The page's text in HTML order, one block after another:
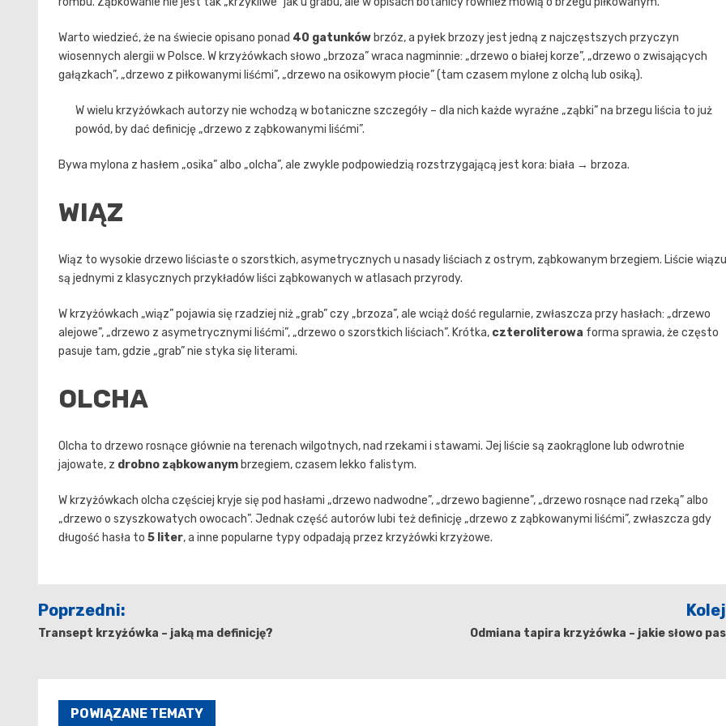
Warto wiedzieć, że na świecie opisano ponad 40 gatunków brzóz, a pyłek brzozy jest jedną z najczęstszych przyczyn
wiosennych alergii w Polsce. W krzyżówkach słowo „brzoza” wraca nagminnie: „drzewo o białej korze”, „drzewo o zwisających
gałązkach”, „drzewo z piłkowanymi liśćmi”, „drzewo na osikowym płocie” (tam czasem mylone z olchą lub osiką).
W wielu krzyżówkach autorzy nie wchodzą w botaniczne szczegóły – dla nich każde wyraźne „ząbki” na brzegu liścia to już
powód, by dać definicję „drzewo z ząbkowanymi liśćmi”.
Bywa mylona z hasłem „osika” albo „olcha”, ale zwykle podpowiedzią rozstrzygającą jest kora: biała → brzoza.
WIĄZ
Wiąz to wysokie drzewo liściaste o szorstkich, asymetrycznych u nasady liściach z ostrym, ząbkowanym brzegiem. Liście wiązu
są jednymi z klasycznych przykładów liści ząbkowanych w atlasach przyrody.
W krzyżówkach „wiąz” pojawia się rzadziej niż „grab” czy „brzoza”, ale wciąż dość regularnie, zwłaszcza przy hasłach: „drzewo
alejowe”, „drzewo z asymetrycznymi liśćmi”, „drzewo o szorstkich liściach”. Krótka, czteroliterowa forma sprawia, że często
pasuje tam, gdzie „grab” nie styka się literami.
OLCHA
Olcha to drzewo rosnące głównie na terenach wilgotnych, nad rzekami i stawami. Jej liście są zaokrąglone lub odwrotnie
jajowate, z drobno ząbkowanymbrzegiem, czasem lekko falistym.
W krzyżówkach olcha częściej kryje się pod hasłami „drzewo nadwodne”, „drzewo bagienne”, „drzewo rosnące nad rzeką” albo
„drzewo o szyszkowatych owocach”. Jednak część autorów lubi też definicję „drzewo z ząbkowanymi liśćmi”, zwłaszcza gdy
długość hasła to 5 liter, a inne popularne typy odpadają przez krzyżówki krzyżowe.
Nawigacja
wpisu
Poprzedni:
Transept krzyżówka – jaką ma definicję? Odmiana tapira krzyżówka – jakie słowo
POWIĄZANE TEMATY